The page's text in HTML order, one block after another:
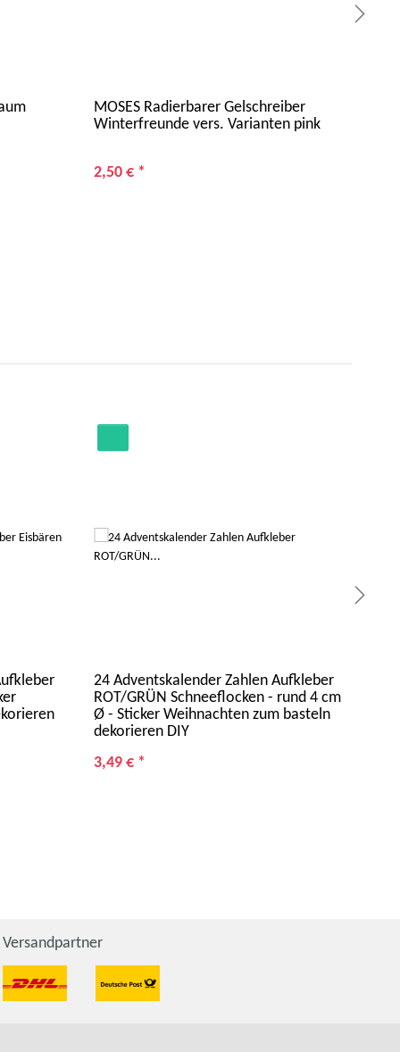
MOSES Radierbarer Gelschreiber
Winterfreunde vers. Varianten pink
2,50 € *
24 Adventskalender Zahlen Aufkleber
ROT/GRÜN Schneeflocken - rund 4 cm
Ø - Sticker Weihnachten zum basteln
dekorieren DIY
3,49 € *
Versandpartner